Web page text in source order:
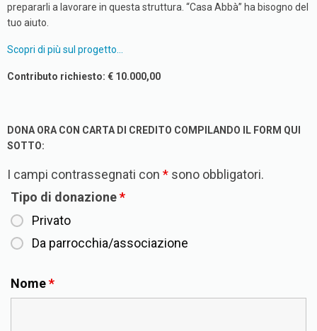
prepararli a lavorare in questa struttura. “Casa Abbà” ha bisogno del
tuo aiuto.
Scopri di più sul progetto…
Contributo richiesto: € 10.000,00
DONA ORA CON CARTA DI CREDITO COMPILANDO IL FORM QUI
SOTTO:
I campi contrassegnati con * sono obbligatori.
Tipo di donazione*
Privato
Da parrocchia/associazione
Nome*